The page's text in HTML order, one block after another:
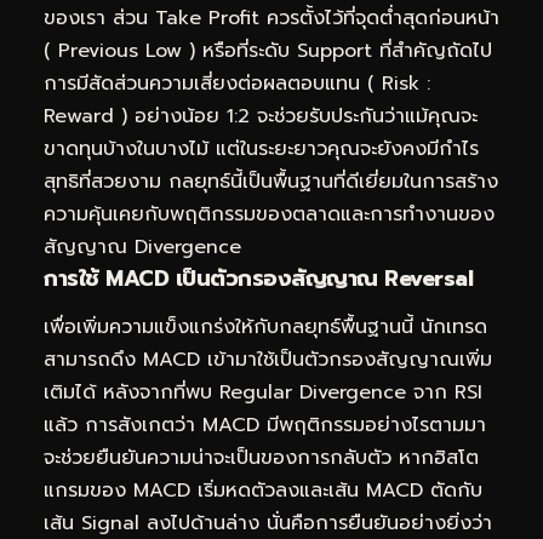
ของเรา ส่วน Take Profit ควรตั้งไว้ที่จุดต่ำสุดก่อนหน้า
( Previous Low ) หรือที่ระดับ Support ที่สำคัญถัดไป
การมีสัดส่วนความเสี่ยงต่อผลตอบแทน ( Risk :
Reward ) อย่างน้อย 1:2 จะช่วยรับประกันว่าแม้คุณจะ
ขาดทุนบ้างในบางไม้ แต่ในระยะยาวคุณจะยังคงมีกำไร
สุทธิที่สวยงาม กลยุทธ์นี้เป็นพื้นฐานที่ดีเยี่ยมในการสร้าง
ความคุ้นเคยกับพฤติกรรมของตลาดและการทำงานของ
สัญญาณ Divergence
การใช้ MACD เป็นตัวกรองสัญญาณ Reversal
เพื่อเพิ่มความแข็งแกร่งให้กับกลยุทธ์พื้นฐานนี้ นักเทรด
สามารถดึง MACD เข้ามาใช้เป็นตัวกรองสัญญาณเพิ่ม
เติมได้ หลังจากที่พบ Regular Divergence จาก RSI
แล้ว การสังเกตว่า MACD มีพฤติกรรมอย่างไรตามมา
จะช่วยยืนยันความน่าจะเป็นของการกลับตัว หากฮิสโต
แกรมของ MACD เริ่มหดตัวลงและเส้น MACD ตัดกับ
เส้น Signal ลงไปด้านล่าง นั่นคือการยืนยันอย่างยิ่งว่า